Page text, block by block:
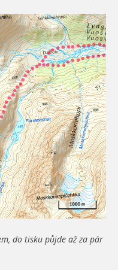
do tisku půjde až za pár